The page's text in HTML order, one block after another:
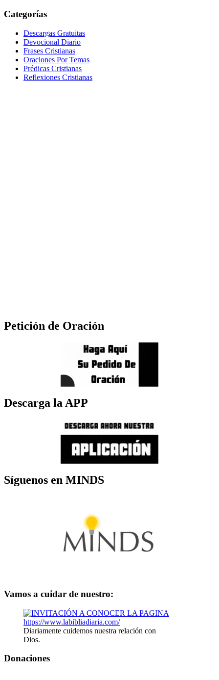
Categorías
Descargas Gratuitas
Devocional Diario
Frases Cristianas
Oraciones Por Temas
Prédicas Cristianas
Reflexiones Cristianas
Petición de Oración
Descarga la APP
Síguenos en MINDS
Vamos a cuidar de nuestro:
Diariamente cuidemos nuestra relación con
Dios.
Donaciones